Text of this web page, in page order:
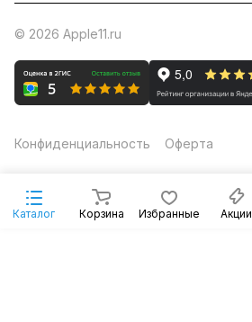
Каталог Корзина Избранные Акции
© 2026 Apple11.ru
Конфиденциальность Оферта